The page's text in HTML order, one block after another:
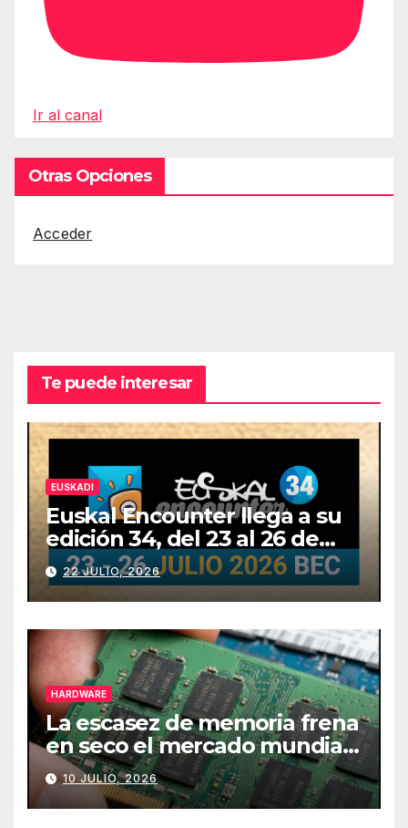
Ir al canal
Otras Opciones
Acceder
Te puede interesar
EUSKADI
Euskal Encounter llega a su
edición 34, del 23 al 26 de
julio
22 JULIO, 2026
HARDWARE
La escasez de memoria frena
en seco el mercado mundial
de PCs
10 JULIO, 2026